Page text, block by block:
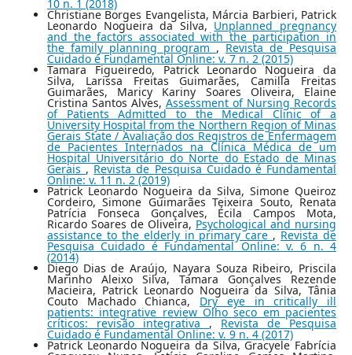
10 n. 1 (2018)
Christiane Borges Evangelista, Márcia Barbieri, Patrick
Leonardo Nogueira da Silva, Unplanned pregnancy
and the factors associated with the participation in
the family planning program , Revista de Pesquisa
Cuidado é Fundamental Online: v. 7 n. 2 (2015)
Tamara Figueiredo, Patrick Leonardo Nogueira da
Silva, Larissa Freitas Guimarães, Camilla Freitas
Guimarães, Maricy Kariny Soares Oliveira, Elaine
Cristina Santos Alves, Assessment of Nursing Records
of Patients Admitted to the Medical Clinic of a
University Hospital from the Northern Region of Minas
Gerais State / Avaliação dos Registros de Enfermagem
de Pacientes Internados na Clínica Médica de um
Hospital Universitário do Norte do Estado de Minas
Gerais , Revista de Pesquisa Cuidado é Fundamental
Online: v. 11 n. 2 (2019)
Patrick Leonardo Nogueira da Silva, Simone Queiroz
Cordeiro, Simone Guimarães Teixeira Souto, Renata
Patrícia Fonseca Gonçalves, Écila Campos Mota,
Ricardo Soares de Oliveira, Psychological and nursing
assistance to the elderly in primary care , Revista de
Pesquisa Cuidado é Fundamental Online: v. 6 n. 4
(2014)
Diego Dias de Araújo, Nayara Souza Ribeiro, Priscila
Marinho Aleixo Silva, Tamara Gonçalves Rezende
Macieira, Patrick Leonardo Nogueira da Silva, Tânia
Couto Machado Chianca, Dry eye in critically ill
patients: integrative review Olho seco em pacientes
críticos: revisão integrativa , Revista de Pesquisa
Cuidado é Fundamental Online: v. 9 n. 4 (2017)
Patrick Leonardo Nogueira da Silva, Gracyele Fabrícia